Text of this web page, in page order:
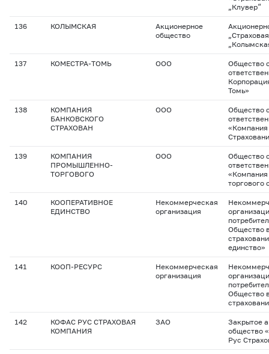
„Клувер“
136 КОЛЫМСКАЯ
Акционерное
общество
137 КОМЕСТРА-ТОМЬ ООО
Общество
Томь»
138
КОМПАНИЯ
БАНКОВСКОГО
СТРАХОВАН
ООО
Общество
«Компания
139
КОМПАНИЯ
ПРОМЫШЛЕННО-
ТОРГОВОГО
ООО
Общество
торгового
140
КООПЕРАТИВНОЕ
ЕДИНСТВО
Некоммерческая
организация
Общество
единство»
141 КООП-РЕСУРС
Некоммерческая
организация
Общество
142
КОФАС РУС СТРАХОВАЯ
КОМПАНИЯ
ЗАО
Закрытое
общество
Рус